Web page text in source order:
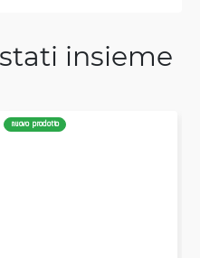
insieme
nuovo prodotto